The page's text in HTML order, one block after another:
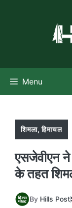
Menu
शिमला,हिमाचल
एसजेवीएन ने
के तहत
By Hills Post